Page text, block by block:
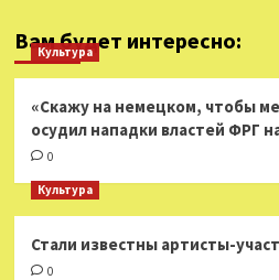
Вам будет интересно:
Культура
«Скажу на немецком, чтобы
осудил нападки властей ФРГ
0
Культура
Стали известны артисты-
0